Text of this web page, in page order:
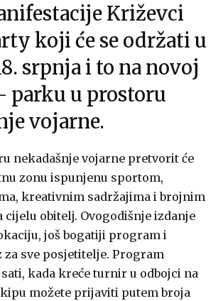
Križevci
koji će se održati u
srpnja i to na novoj
parku u prostoru
vojarne.
nekadašnje vojarne pretvorit će
zonu ispunjenu sportom,
kreativnim sadržajima i brojnim
cijelu obitelj. Ovogodišnje izdanje
još bogatiji program i
za sve posjetitelje. Program
sati, kada kreće turnir u odbojci na
možete prijaviti putem broja